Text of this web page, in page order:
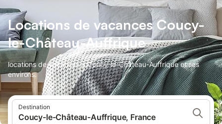
Locations de vacances Coucy-
le-Château-Auffrique
locations de vacances à Coucy-le-Château-Auffrique et ses
environs.
Destination
Coucy-le-Château-Auffrique, France